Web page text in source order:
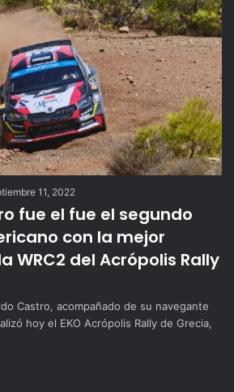
11, 2022
fue el fue el segundo
con la mejor
WRC2 del Acrópolis Rally
Castro, acompañado de su navegante
hoy el EKO Acrópolis Rally de Grecia,